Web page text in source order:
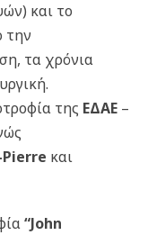
και το
την
τα χρόνια
της ΕΔΑΕ –
και
“John